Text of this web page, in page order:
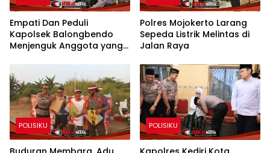
Empati Dan Peduli
Kapolsek Balongbendo
Menjenguk Anggota yang
Polres Mojokerto Larang
Sepeda Listrik Melintas di
Jalan Raya
POLISIKU POLISIKU